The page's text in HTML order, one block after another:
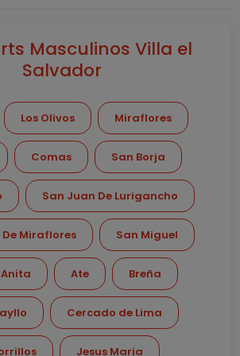
Masculinos Villa el
Salvador
Los Olivos Miraflores
Comas San Borja
San Juan De Lurigancho
Miraflores San Miguel
Ate Breña
Cercado de Lima
Jesus Maria